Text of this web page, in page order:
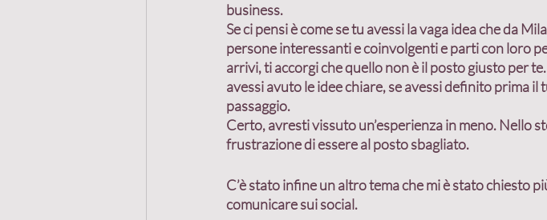
business.
Se ci pensi è come se tu avessi la vaga idea che da
persone interessanti e coinvolgenti e parti con loro
arrivi, ti accorgi che quello non è il posto giusto per te.
avessi avuto le idee chiare, se avessi definito prima
passaggio.
Certo, avresti vissuto un’esperienza in meno. Nello
frustrazione di essere al posto sbagliato.
C’è stato infine un altro tema che mi è stato chiesto
comunicare sui social.